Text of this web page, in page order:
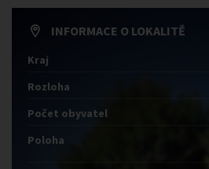
INFORMACE O LOKALITĚ
Kraj
Rozloha
Počet obyvatel
Poloha